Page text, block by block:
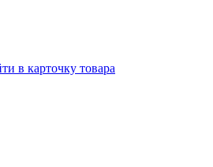
в карточку товара